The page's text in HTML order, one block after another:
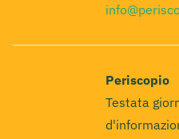
Periscopio
Testata